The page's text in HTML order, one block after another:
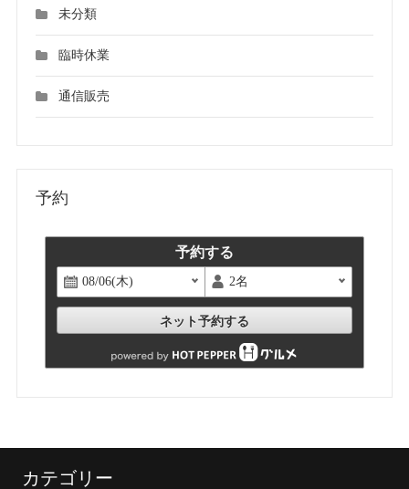
未分類
臨時休業
通信販売
予約
予約する
ネット予約する
カテゴリー